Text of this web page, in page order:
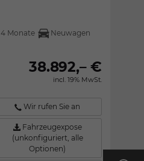
4 Monate
Neuwagen
38.892,– €
incl. 19% MwSt.
Wir rufen Sie an
Fahrzeugexpose
(unkonfiguriert, alle
Optionen)